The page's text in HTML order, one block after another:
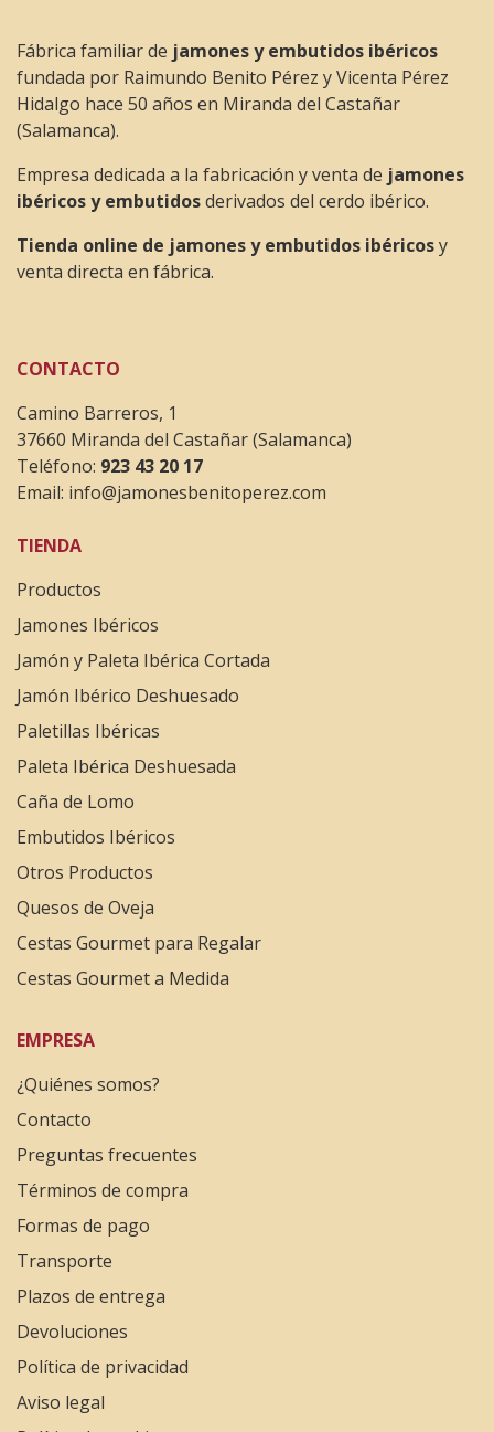
Fábrica familiar de jamones y embutidos ibéricos
fundada por Raimundo Benito Pérez y Vicenta Pérez
Hidalgo hace 50 años en Miranda del Castañar
(Salamanca).
Empresa dedicada a la fabricación y venta de jamones
ibéricos y embutidosderivados del cerdo ibérico.
Tienda online de jamones y embutidos ibéricosy
venta directa en fábrica.
CONTACTO
Camino Barreros, 1
37660 Miranda del Castañar (Salamanca)
Teléfono: 923 43 20 17
Email: info@jamonesbenitoperez.com
TIENDA
Productos
Jamones Ibéricos
Jamón y Paleta Ibérica Cortada
Jamón Ibérico Deshuesado
Paletillas Ibéricas
Paleta Ibérica Deshuesada
Caña de Lomo
Embutidos Ibéricos
Otros Productos
Quesos de Oveja
Cestas Gourmet para Regalar
Cestas Gourmet a Medida
EMPRESA
¿Quiénes somos?
Contacto
Preguntas frecuentes
Términos de compra
Formas de pago
Transporte
Plazos de entrega
Devoluciones
Política de privacidad
Aviso legal